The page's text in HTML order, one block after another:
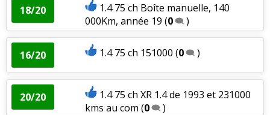
18/20
1.4 75 ch Boîte manuelle, 140
000Km, année 19 (0 )
16/20 1.4 75 ch 151000 (0 )
20/20
1.4 75 ch XR 1.4 de 1993 et 231000
kms au com (0 )